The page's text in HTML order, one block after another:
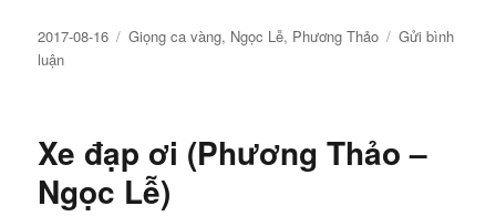
Đăng
ngày
2017-08-16
Chuyên
Giọng ca vàng, Ngọc Lễ, Phương Thảo
Gửi bình
luậnvề
Thảo
Ngọc
Xe đạp ơi (Phương Thảo –
Ngọc Lễ)